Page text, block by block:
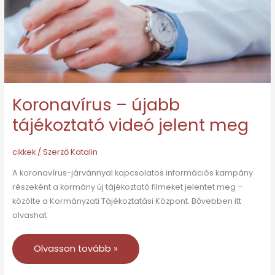
Koronavírus – újabb
tájékoztató videó jelent meg
cikkek/ SzerzőKatalin
A koronavírus-járvánnyal kapcsolatos információs kampány
részeként a kormány új tájékoztató filmeket jelentet meg –
közölte a Kormányzati Tájékoztatási Központ. Bővebben itt
olvashat
jelent
meg
Olvasson tovább »